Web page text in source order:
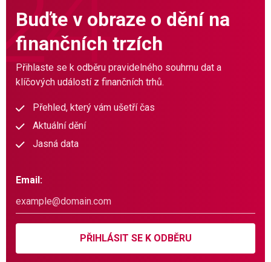
Buďte v obraze o dění na
finančních trzích
Přihlaste se k odběru pravidelného souhrnu dat a
klíčových událostí z finančních trhů.
Přehled, který vám ušetří čas
Aktuální dění
Jasná data
Email:
PŘIHLÁSIT SE K ODBĚRU